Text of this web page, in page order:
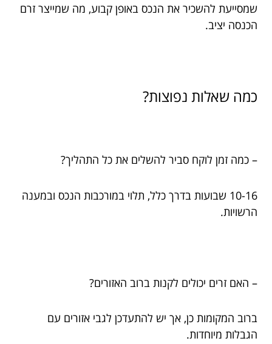
שמסייעת להשכיר את הנכס באופן קבוע, מה שמייצר זרם
הכנסה יציב.
כמה שאלות נפוצות?
– כמה זמן לוקח סביר להשלים את כל התהליך?
10-16 שבועות בדרך כלל, תלוי במורכבות הנכס ובמענה
הרשויות.
– האם זרים יכולים לקנות ברוב האזורים?
ברוב המקומות כן, אך יש להתעדכן לגבי אזורים עם
הגבלות מיוחדות.